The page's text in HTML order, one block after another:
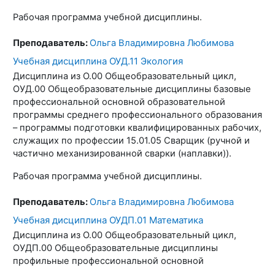
Рабочая программа учебной дисциплины.
Преподаватель:Ольга Владимировна Любимова
Учебная дисциплина ОУД.11 Экология
Дисциплина из О.00 Общеобразовательный цикл,
ОУД.00 Общеобразовательные дисциплины базовые
профессиональной основной образовательной
программы среднего профессионального образования
– программы подготовки квалифицированных рабочих,
служащих по профессии 15.01.05 Сварщик (ручной и
частично механизированной сварки (наплавки)).
Рабочая программа учебной дисциплины.
Преподаватель:Ольга Владимировна Любимова
Учебная дисциплина ОУДП.01 Математика
Дисциплина из О.00 Общеобразовательный цикл,
ОУДП.00 Общеобразовательные дисциплины
профильные профессиональной основной